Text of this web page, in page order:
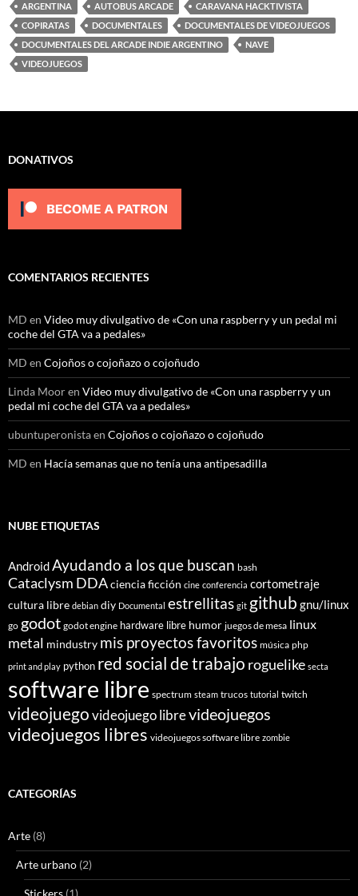
ARGENTINA AUTOBUS ARCADE
CARAVANA HACKTIVISTA
COPIRATAS
DOCUMENTALES
DOCUMENTALES DE VIDEOJUEGOS
DOCUMENTALES DEL ARCADE INDIE ARGENTINO
NAVE
VIDEOJUEGOS
DONATIVOS
COMENTARIOS RECIENTES
MD en Video muy divulgativo de «Con una raspberry y un pedal mi
coche del GTA va a pedales»
MD en Cojoños o cojoñazo o cojoñudo
Linda Mooren Video muy divulgativo de «Con una raspberry y un
pedal mi coche del GTA va a pedales»
ubuntuperonistaen Cojoños o cojoñazo o cojoñudo
MD en Hacía semanas que no tenía una antipesadilla
NUBE ETIQUETAS
AndroidAyudando a los que buscan bash
Cataclysm DDAciencia ficción cine conferencia cortometraje
cultura libre debian diy Documental estrellitas git github gnu/linux
go godot godot engine hardware libre humor juegos de mesa linux
metal mindustry mis proyectos favoritos música php
print and play python red social de trabajo roguelike secta
software libre spectrum steam trucos tutorial twitch
videojuegovideojuego librevideojuegos
videojuegos libres videojuegos software libre zombie
CATEGORÍAS
Arte (8)
Arte urbano (2)
Stickers (1)